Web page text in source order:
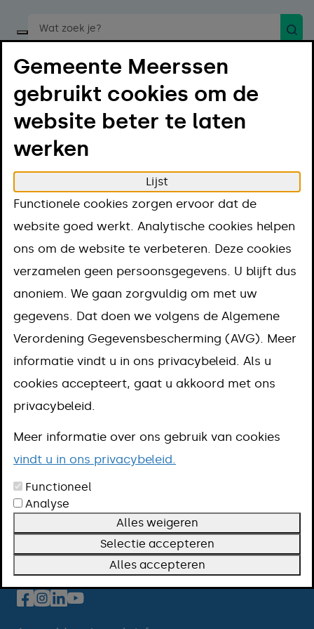
Start een spraakopdracht
Menu
Home Regelen Afval en milieu
Afval en milieu
Afval
Milieu
Contact
Openingstijden
Over deze website
Volg ons
Gemeente Meerssen
gebruikt cookies om de
website beter te laten
werken
Lijst
Functionele cookies zorgen ervoor dat de
website goed werkt. Analytische cookies helpen
ons om de website te verbeteren. Deze cookies
verzamelen geen persoonsgegevens. U blijft dus
anoniem. We gaan zorgvuldig om met uw
gegevens. Dat doen we volgens de Algemene
Verordening Gegevensbescherming (AVG). Meer
informatie vindt u in ons privacybeleid. Als u
cookies accepteert, gaat u akkoord met ons
privacybeleid.
Meer informatie over ons gebruik van cookies
vindt u in ons privacybeleid.
Functioneel
Analyse
Alles weigeren
Selectie accepteren
Alles accepteren